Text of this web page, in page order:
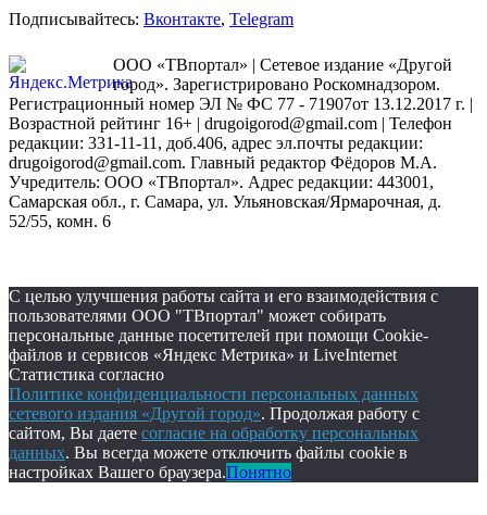
Подписывайтесь: Вконтакте, Telegram
ООО «ТВпортал» | Сетевое издание «Другой
город». Зарегистрировано Роскомнадзором.
Регистрационный номер ЭЛ № ФС 77 - 71907от 13.12.2017 г. |
Возрастной рейтинг 16+ | drugoigorod@gmail.com | Телефон
редакции: 331-11-11, доб.406, адрес эл.почты редакции:
drugoigorod@gmail.com. Главный редактор Фёдоров М.А.
Учредитель: ООО «ТВпортал». Адрес редакции: 443001,
Самарская обл., г. Самара, ул. Ульяновская/Ярмарочная, д.
52/55, комн. 6
С целью улучшения работы сайта и его взаимодействия с
пользователями ООО "ТВпортал" может собирать
персональные данные посетителей при помощи Cookie-
файлов и сервисов «Яндекс Метрика» и LiveInternet
Статистика согласно
Политике конфиденциальности персональных данных
сетевого издания «Другой город». Продолжая работу с
сайтом, Вы даете согласие на обработку персональных
данных. Вы всегда можете отключить файлы cookie в
настройках Вашего браузера.Понятно